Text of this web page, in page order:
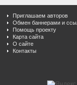
Приглашаем авторов
Обмен баннерами и
Помощь проекту
Карта сайта
О сайте
Контакты